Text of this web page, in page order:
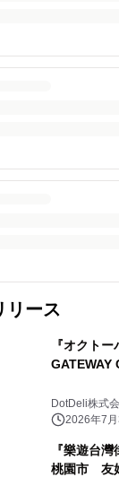
リース
『オクト
GATEWAY
DotDeli株式
2026年7
『樂遊台
桃園市 友